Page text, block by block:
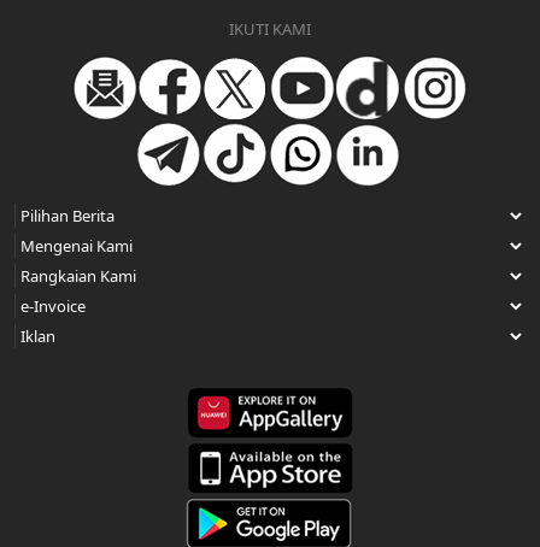
IKUTI KAMI